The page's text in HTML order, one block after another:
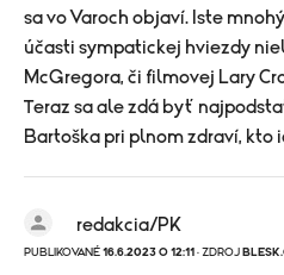
sa vo Varoch objaví. Iste
účasti sympatickej hviezdy
McGregora, či filmovej Lary
Teraz sa ale zdá byť
Bartoška pri plnom zdraví, kto
redakcia/PK
PUBLIKOVANÉ 16.6.2023 O 12:11 · ZDROJ